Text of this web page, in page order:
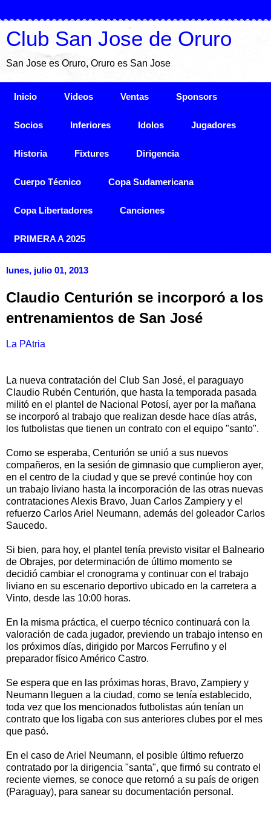
Club San Jose de Oruro
San Jose es Oruro, Oruro es San Jose
Inicio Videos Ventas Sponsors
Socios Inferiores Idolos Jugadores
Historia Fixtures Dirigencia
Cuerpo Técnico Copa Sudamericana
Copa Libertadores Canciones
PRIMERA A 2025
lunes, julio 01, 2013
Claudio Centurión se incorporó a los
entrenamientos de San José
La PAtria
La nueva contratación del Club San José, el paraguayo
Claudio Rubén Centurión, que hasta la temporada pasada
militó en el plantel de Nacional Potosí, ayer por la mañana
se incorporó al trabajo que realizan desde hace días atrás,
los futbolistas que tienen un contrato con el equipo "santo".
Como se esperaba, Centurión se unió a sus nuevos
compañeros, en la sesión de gimnasio que cumplieron ayer,
en el centro de la ciudad y que se prevé continúe hoy con
un trabajo liviano hasta la incorporación de las otras nuevas
contrataciones Alexis Bravo, Juan Carlos Zampiery y el
refuerzo Carlos Ariel Neumann, además del goleador Carlos
Saucedo.
Si bien, para hoy, el plantel tenía previsto visitar el Balneario
de Obrajes, por determinación de último momento se
decidió cambiar el cronograma y continuar con el trabajo
liviano en su escenario deportivo ubicado en la carretera a
Vinto, desde las 10:00 horas.
En la misma práctica, el cuerpo técnico continuará con la
valoración de cada jugador, previendo un trabajo intenso en
los próximos días, dirigido por Marcos Ferrufino y el
preparador físico Américo Castro.
Se espera que en las próximas horas, Bravo, Zampiery y
Neumann lleguen a la ciudad, como se tenía establecido,
toda vez que los mencionados futbolistas aún tenían un
contrato que los ligaba con sus anteriores clubes por el mes
que pasó.
En el caso de Ariel Neumann, el posible último refuerzo
contratado por la dirigencia "santa", que firmó su contrato el
reciente viernes, se conoce que retornó a su país de origen
(Paraguay), para sanear su documentación personal.